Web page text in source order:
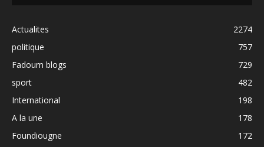
Actualites
2274
politique
757
Fadoum blogs
729
sport
482
International
198
A la une
178
Foundiougne
172